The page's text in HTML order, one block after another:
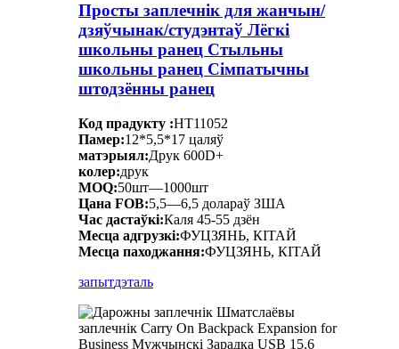
Просты заплечнік для жанчын/
дзяўчынак/студэнтаў Лёгкі
школьны ранец Стыльны
школьны ранец Сімпатычны
штодзённы ранец
Код прадукту :HT11052
Памер:12*5,5*17 цаляў
матэрыял:Друк 600D+
колер:друк
MOQ:50шт—1000шт
Цана FOB:5,5—6,5 долараў ЗША
Час дастаўкі:Каля 45-55 дзён
Месца адгрузкі:ФУЦЗЯНЬ, КІТАЙ
Месца паходжання:ФУЦЗЯНЬ, КІТАЙ
запытдэталь